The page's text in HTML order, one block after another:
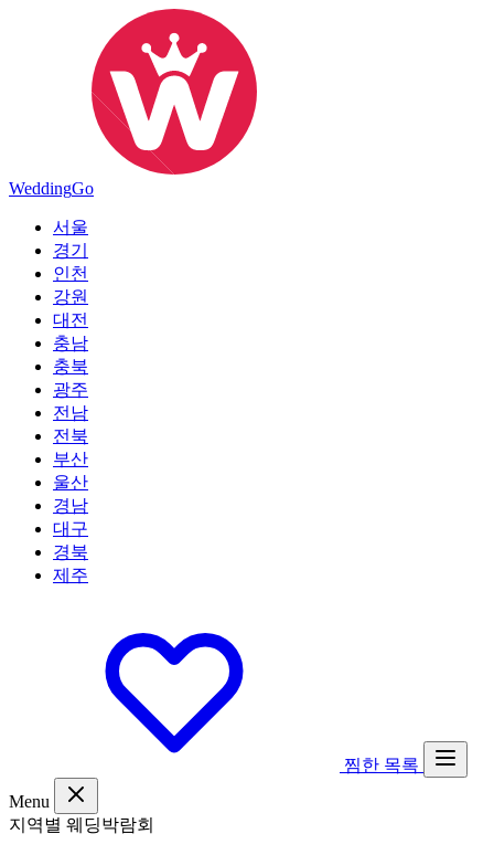
WeddingGo
서울
경기
인천
강원
대전
충남
충북
광주
전남
전북
부산
울산
경남
대구
경북
제주
찜한 목록
Menu
지역별 웨딩박람회